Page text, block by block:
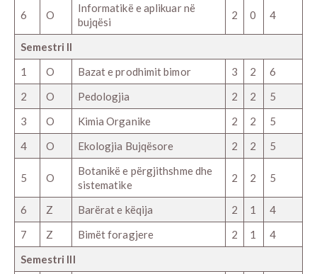
6 O
Informatikë e aplikuar në
bujqësi
2 0 4
Semestri II
1
O Bazat e prodhimit bimor 3 2
6
2
O Pedologjia 2 2
5
3
O Kimia Organike 2 2
5
4
O Ekologjia Bujqësore 2 2 5
5 O
Botanikë e përgjithshme dhe
sistematike
2 2 5
6 Z Barërat e këqija 2 1
4
7
Z Bimët foragjere 2 1
4
Semestri III